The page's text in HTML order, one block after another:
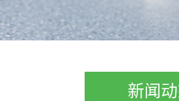
新闻
TPE复合面料